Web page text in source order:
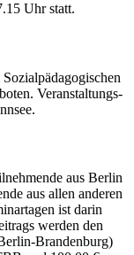
Uhr statt.
Veranstaltungs­
aus Berlin
aus allen anderen
ist darin
werden den
Brandenburg)